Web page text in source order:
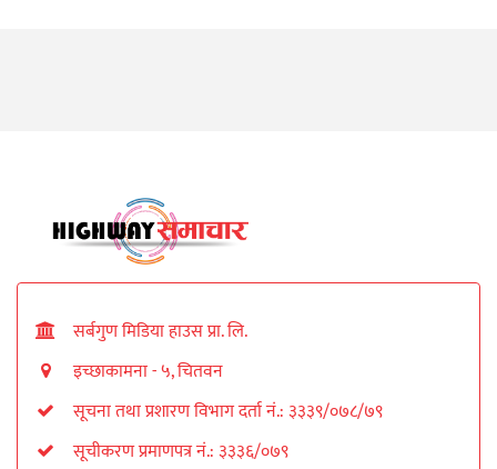
सर्बगुण मिडिया हाउस प्रा. लि.
इच्छाकामना - ५, चितवन
सूचना तथा प्रशारण विभाग दर्ता नं.: ३३३९/०७८/७९
सूचीकरण प्रमाणपत्र नं.: ३३३६/०७९